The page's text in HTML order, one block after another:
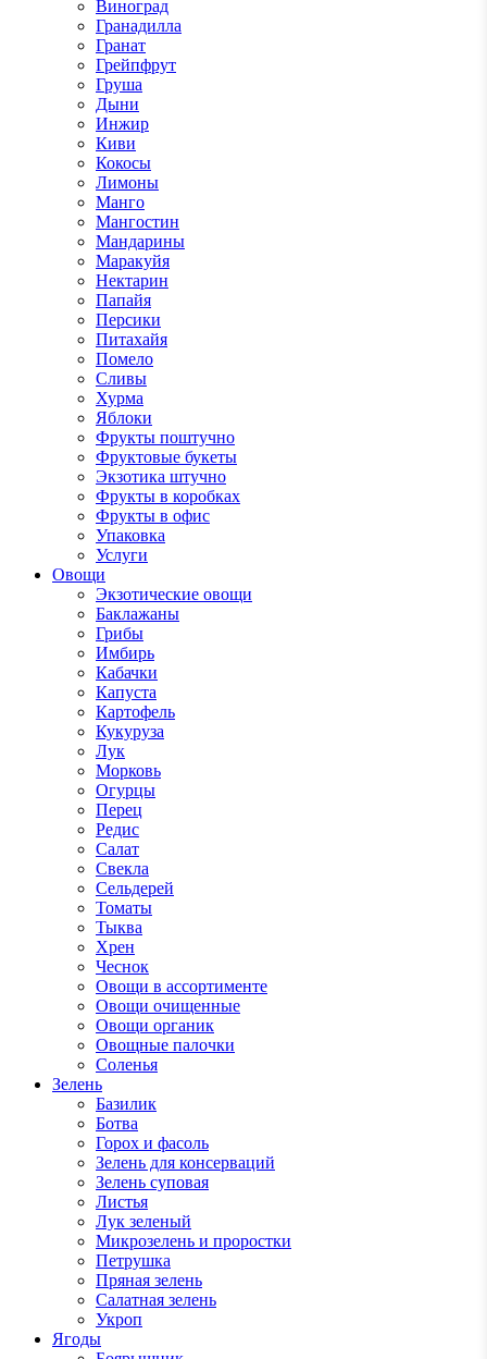
Виноград
Гранадилла
Гранат
Грейпфрут
Груша
Дыни
Инжир
Киви
Кокосы
Лимоны
Манго
Мангостин
Мандарины
Маракуйя
Нектарин
Папайя
Персики
Питахайя
Помело
Сливы
Хурма
Яблоки
Фрукты поштучно
Фруктовые букеты
Экзотика штучно
Фрукты в коробках
Фрукты в офис
Упаковка
Услуги
Овощи
Экзотические овощи
Баклажаны
Грибы
Имбирь
Кабачки
Капуста
Картофель
Кукуруза
Лук
Морковь
Огурцы
Перец
Редис
Салат
Свекла
Сельдерей
Томаты
Тыква
Хрен
Чеснок
Овощи в ассортименте
Овощи очищенные
Овощи органик
Овощные палочки
Соленья
Зелень
Базилик
Ботва
Горох и фасоль
Зелень для консерваций
Зелень суповая
Листья
Лук зеленый
Микрозелень и проростки
Петрушка
Пряная зелень
Салатная зелень
Укроп
Ягоды